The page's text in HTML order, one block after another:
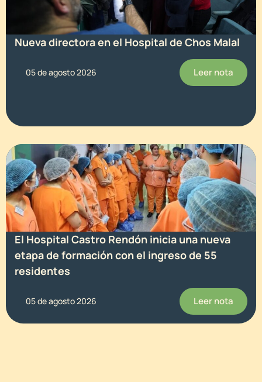
Nueva directora en el Hospital de Chos Malal
05 de agosto 2026 Leer nota
El Hospital Castro Rendón inicia una nueva
etapa de formación con el ingreso de 55
residentes
05 de agosto 2026 Leer nota